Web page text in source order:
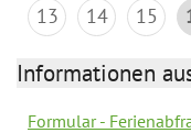
13
14 15
Informationen
Formular -